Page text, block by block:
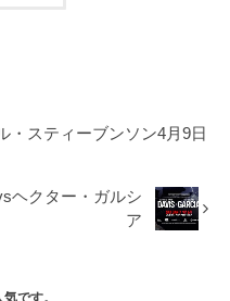
・スティーブンソン4月9日
ヘクター・ガルシ
ア